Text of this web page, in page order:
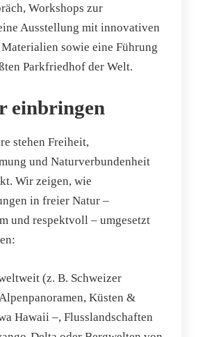
Workshops zur
Ausstellung mit innovativen
sowie eine Führung
Parkfriedhof der Welt.
einbringen
stehen Freiheit,
und Naturverbundenheit
Wir zeigen, wie
in freier Natur –
und respektvoll – umgesetzt
(z. B. Schweizer
Küsten &
Hawaii –, Flusslandschaften